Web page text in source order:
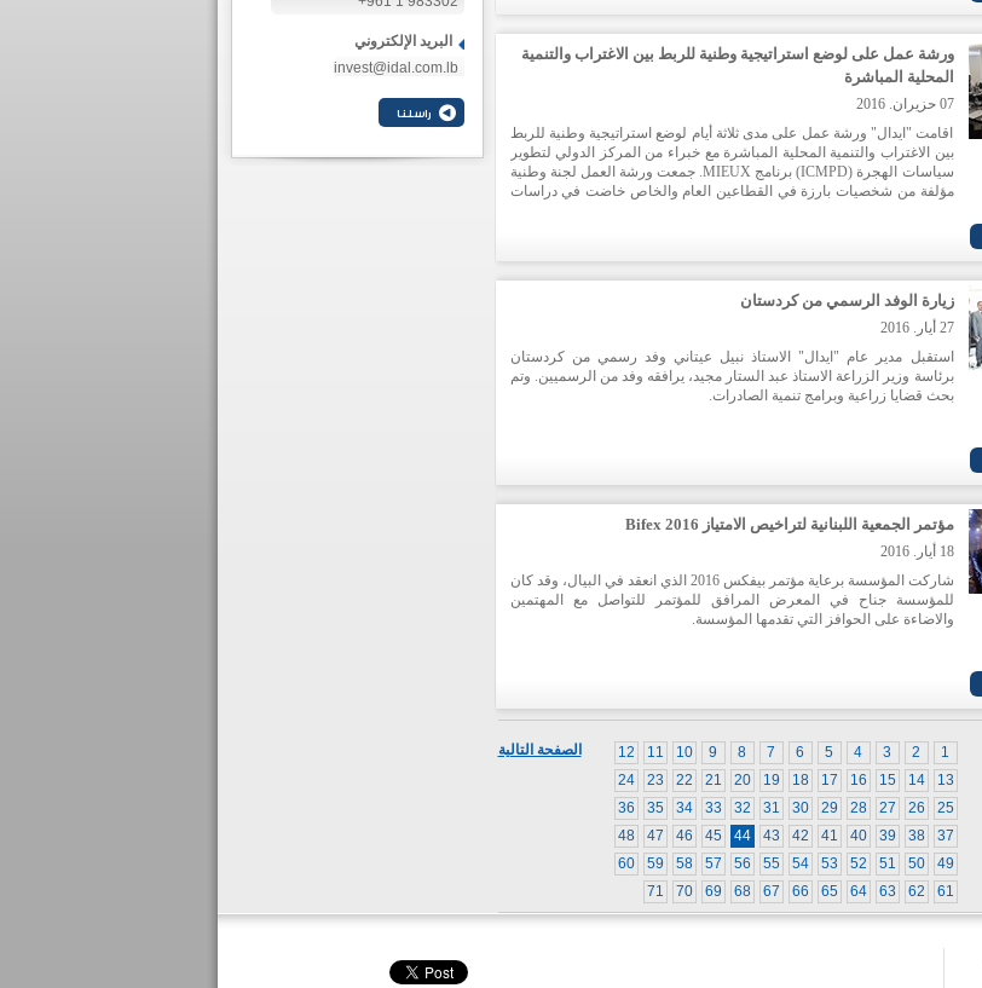
ورشة عمل على لوضع استراتيجية وطنية للربط بين الاغتراب والتنمية
المحلية المباشرة
07 حزيران. 2016
اقامت "ايدال" ورشة عمل على مدى ثلاثة أيام لوضع استراتيجية وطنية للربط
بين الاغتراب والتنمية المحلية المباشرة مع خبراء من المركز الدولي لتطوير
سياسات الهجرة (ICMPD) برنامج MIEUX. جمعت ورشة العمل لجنة وطنية
مؤلفة من شخصيات بارزة في القطاعين العام والخاص خاضت في دراسات
زيارة الوفد الرسمي من كردستان
27 أيار. 2016
استقبل مدير عام "ايدال" الاستاذ نبيل عيتاني وفد رسمي من كردستان
برئاسة وزير الزراعة الاستاذ عبد الستار مجيد، يرافقه وفد من الرسميين. وتم
بحث قضايا زراعية وبرامج تنمية الصادرات.
مؤتمر الجمعية اللبنانية لتراخيص الامتياز Bifex 2016
18 أيار. 2016
شاركت المؤسسة برعاية
مؤتمر بيفكس 2016 الذي انعقد في البيال، وقد كان
للمؤسسة جناح في المعرض المرافق للمؤتمر للتواصل مع المهتمين
والاضاءة على الحوافز التي تقدمها المؤسسة.
الصفحة التالية 1
2
3
4
5
6
7
8
9
10
11
12
13
14
15
16
17
18
19
20
21
22
23
24
25
26
27
28
29
30
31
32
33
34
35
36
37
38
39
40
41
42
43
44
45
46
47
48
49
50
51
52
53
54
55
56
57
58
59
60
61
62
63
64
65
66
67
68
69
70
71
البريد الإلكتروني
invest@idal.com.lb